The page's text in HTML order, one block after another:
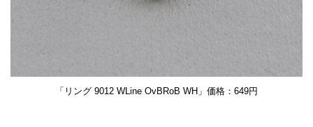
「リング 9012 WLine OvBRoB WH」価格：649円